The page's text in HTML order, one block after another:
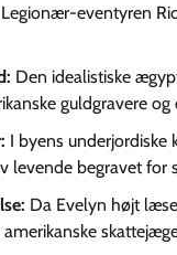
Legionær-eventyren
Den idealistiske
guldgravere
I byens
levende begravet for
Da Evelyn højt